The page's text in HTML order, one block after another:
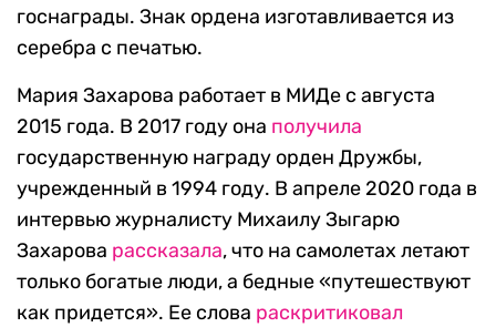
госнаграды. Знак ордена изготавливается из
серебра с печатью.
Мария Захарова работает в МИДе с августа
2015 года. В 2017 году она получила
государственную награду орден Дружбы,
учрежденный в 1994 году. В апреле 2020 года в
интервью журналисту Михаилу Зыгарю
Захарова рассказала, что на самолетах летают
только богатые люди, а бедные «путешествуют
как придется». Ее слова раскритиковал